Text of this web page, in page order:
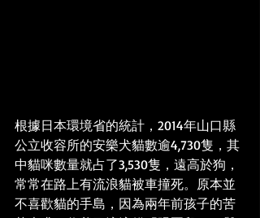
根據日本環境省的統計，2014年山口縣
公立收容所的安樂犬貓數逾4,730隻，其
中貓咪數量就占了3,530隻，遠高於狗，
常常在路上有流浪貓被車撞死。原本並
不喜歡貓的手島，因為兩年前孩子的苦